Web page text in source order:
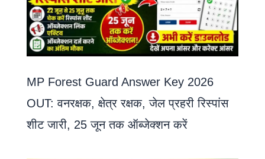
MP Forest Guard Answer Key 2026
OUT: वनरक्षक, क्षेत्र रक्षक, जेल प्रहरी रिस्पांस
शीट जारी, 25 जून तक ऑब्जेक्शन करें